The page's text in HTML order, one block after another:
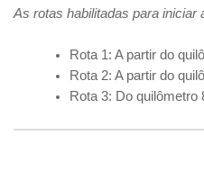
As rotas habilitadas para iniciar
Rota 1: A partir do
Rota 2: A partir do
Rota 3: Do